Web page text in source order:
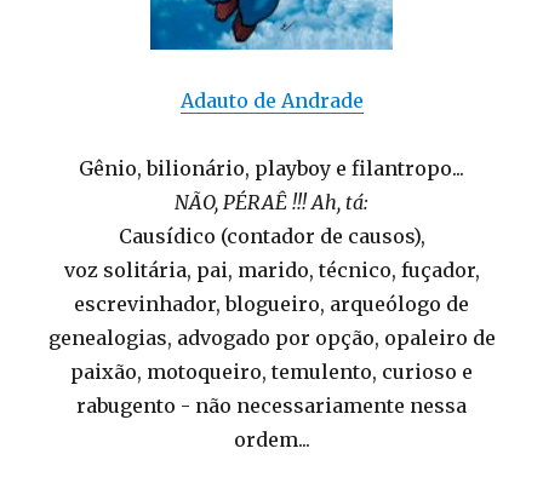
Adauto de Andrade
Gênio, bilionário, playboy e filantropo...
NÃO, PÉRAÊ !!! Ah, tá:
Causídico (contador de causos),
voz solitária, pai, marido, técnico, fuçador,
escrevinhador, blogueiro, arqueólogo de
genealogias, advogado por opção, opaleiro de
paixão, motoqueiro, temulento, curioso e
rabugento - não necessariamente nessa
ordem...